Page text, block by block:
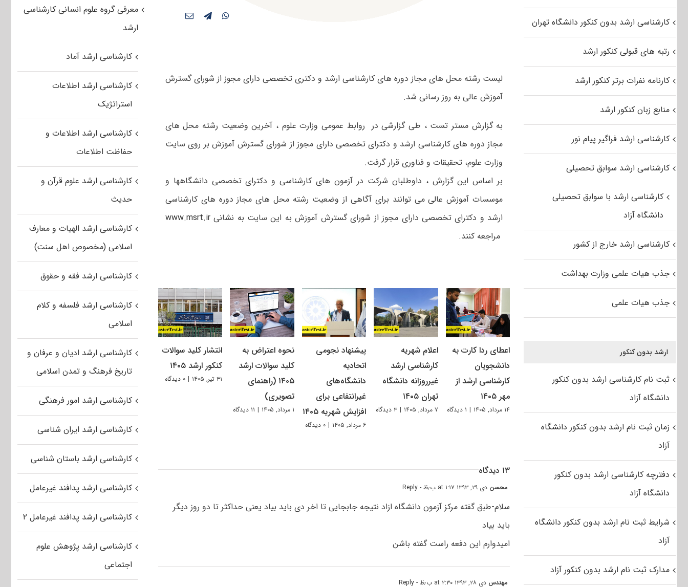
لیست رشته محل های مجاز دوره های کارشناسی ارشد و دکتری تخصصی دارای مجوز از شورای گسترش
آموزش عالی به روز رسانی شد.
به گزارش مستر تست ، طی گزارشی در روابط عمومی وزارت علوم ، آخرین وضعیت رشته محل های
مجاز دوره های کارشناسی ارشد و دکترای تخصصی دارای مجوز از شورای گسترش آموزش بر روی سایت
وزارت علوم، تحقیقات و فناوری قرار گرفت.
بر اساس این گزارش ، داوطلبان شرکت در آزمون های کارشناسی و دکترای تخصصی دانشگاهها و
موسسات آموزش عالی می توانند برای آگاهی از وضعیت رشته محل های مجاز دوره های کارشناسی
ارشد و دکترای تخصصی دارای مجوز از شورای گسترش آموزش به این سایت به نشانیwww.msrt.ir
مراجعه کنند.
اعطای ردا کارت به
دانشجویان
کارشناسی ارشد از
مهر ۱۴۰۵
۱۴ مرداد, ۱۴۰۵ | ۱ دیدگاه
اعلام شهریه
کارشناسی ارشد
غیرروزانه دانشگاه
تهران ۱۴۰۵
۷ مرداد, ۱۴۰۵ | ۳ دیدگاه
پیشنهاد نجومی
اتحادیه
دانشگاه‌های
غیرانتفاعی برای
افزایش شهریه ۱۴۰۵
۶ مرداد, ۱۴۰۵ | ۰ دیدگاه
نحوه اعتراض به
کلید سوالات ارشد
۱۴۰۵ (راهنمای
تصویری)
۱ مرداد, ۱۴۰۵ | ۱۱ دیدگاه
انتشار کلید سوالات
کنکور ارشد ۱۴۰۵
۳۱ تیر, ۱۴۰۵ | ۰ دیدگاه
۱۳ دیدگاه
محسن دی ۲۹, ۱۳۹۳ at ۱:۱۷ ب٫ظ - Reply
سلام-طبق گفته مرکز آزمون دانشگاه ازاد نتیجه جابجایی تا اخر دی باید بیاد یعنی حداکثر تا دو روز دیگر
باید بیاد
امیدوارم این دفعه راست گفته باشن
مهندس دی ۲۸, ۱۳۹۳ at ۲:۳۰ ب٫ظ - Reply
معرفی گروه علوم انسانی کارشناسی
ارشد
کارشناسی ارشد آماد
کارشناسی ارشد اطلاعات
استراتژیک
کارشناسی ارشد اطلاعات و
حفاظت اطلاعات
کارشناسی ارشد علوم قرآن و
حدیث
کارشناسی ارشد الهیات و معارف
اسلامی (مخصوص اهل سنت)
کارشناسی ارشد فقه و حقوق
کارشناسی ارشد فلسفه و کلام
اسلامی
کارشناسی ارشد ادیان و عرفان و
تاریخ فرهنگ و تمدن اسلامی
کارشناسی ارشد امور فرهنگی
کارشناسی ارشد ایران شناسی
کارشناسی ارشد باستان شناسی
کارشناسی ارشد پدافند غیرعامل
کارشناسی ارشد پدافند غیرعامل ۲
کارشناسی ارشد پژوهش علوم
اجتماعی
کارشناسی ارشد بدون کنکور دانشگاه تهران
رتبه های قبولی کنکور ارشد
کارنامه نفرات برتر کنکور ارشد
منابع زبان کنکور ارشد
کارشناسی ارشد فراگیر پیام نور
کارشناسی ارشد سوابق تحصیلی
کارشناسی ارشد با سوابق تحصیلی
دانشگاه آزاد
کارشناسی ارشد خارج از کشور
جذب هیات علمی وزارت بهداشت
جذب هیات علمی
ارشد بدون کنکور
ثبت نام کارشناسی ارشد بدون کنکور
دانشگاه آزاد
زمان ثبت نام ارشد بدون کنکور دانشگاه
آزاد
دفترچه کارشناسی ارشد بدون کنکور
دانشگاه آزاد
شرایط ثبت نام ارشد بدون کنکور دانشگاه
آزاد
مدارک ثبت نام ارشد بدون کنکور آزاد